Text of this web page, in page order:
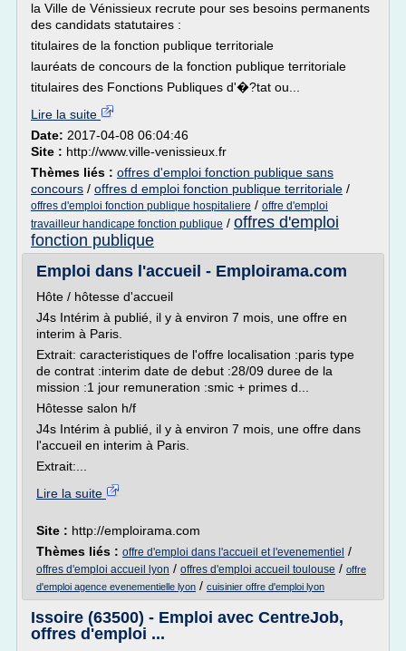
la Ville de Vénissieux recrute pour ses besoins permanents
des candidats statutaires :
titulaires de la fonction publique territoriale
lauréats de concours de la fonction publique territoriale
titulaires des Fonctions Publiques d'�?tat ou...
Lire la suite
Date: 2017-04-08 06:04:46
Site : http://www.ville-venissieux.fr
Thèmes liés : offres d'emploi fonction publique sans
concours / offres d emploi fonction publique territoriale /
offres d'emploi fonction publique hospitaliere / offre d'emploi
travailleur handicape fonction publique / offres d'emploi
fonction publique
Emploi dans l'accueil - Emploirama.com
Hôte / hôtesse d'accueil
J4s Intérim à publié, il y à environ 7 mois, une offre en
interim à Paris.
Extrait: caracteristiques de l'offre localisation :paris type
de contrat :interim date de debut :28/09 duree de la
mission :1 jour remuneration :smic + primes d...
Hôtesse salon h/f
J4s Intérim à publié, il y à environ 7 mois, une offre dans
l'accueil en interim à Paris.
Extrait:...
Lire la suite
Site : http://emploirama.com
Thèmes liés : offre d'emploi dans l'accueil et l'evenementiel /
offres d'emploi accueil lyon / offres d'emploi accueil toulouse / offre
d'emploi agence evenementielle lyon / cuisinier offre d'emploi lyon
Issoire (63500) - Emploi avec CentreJob,
offres d'emploi ...